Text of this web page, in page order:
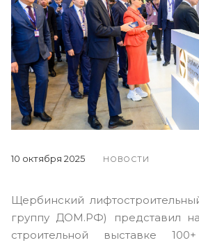
10 октября 2025 НОВОСТИ
Щербинский
группу ДОМ.РФ) представил
строительной выставке